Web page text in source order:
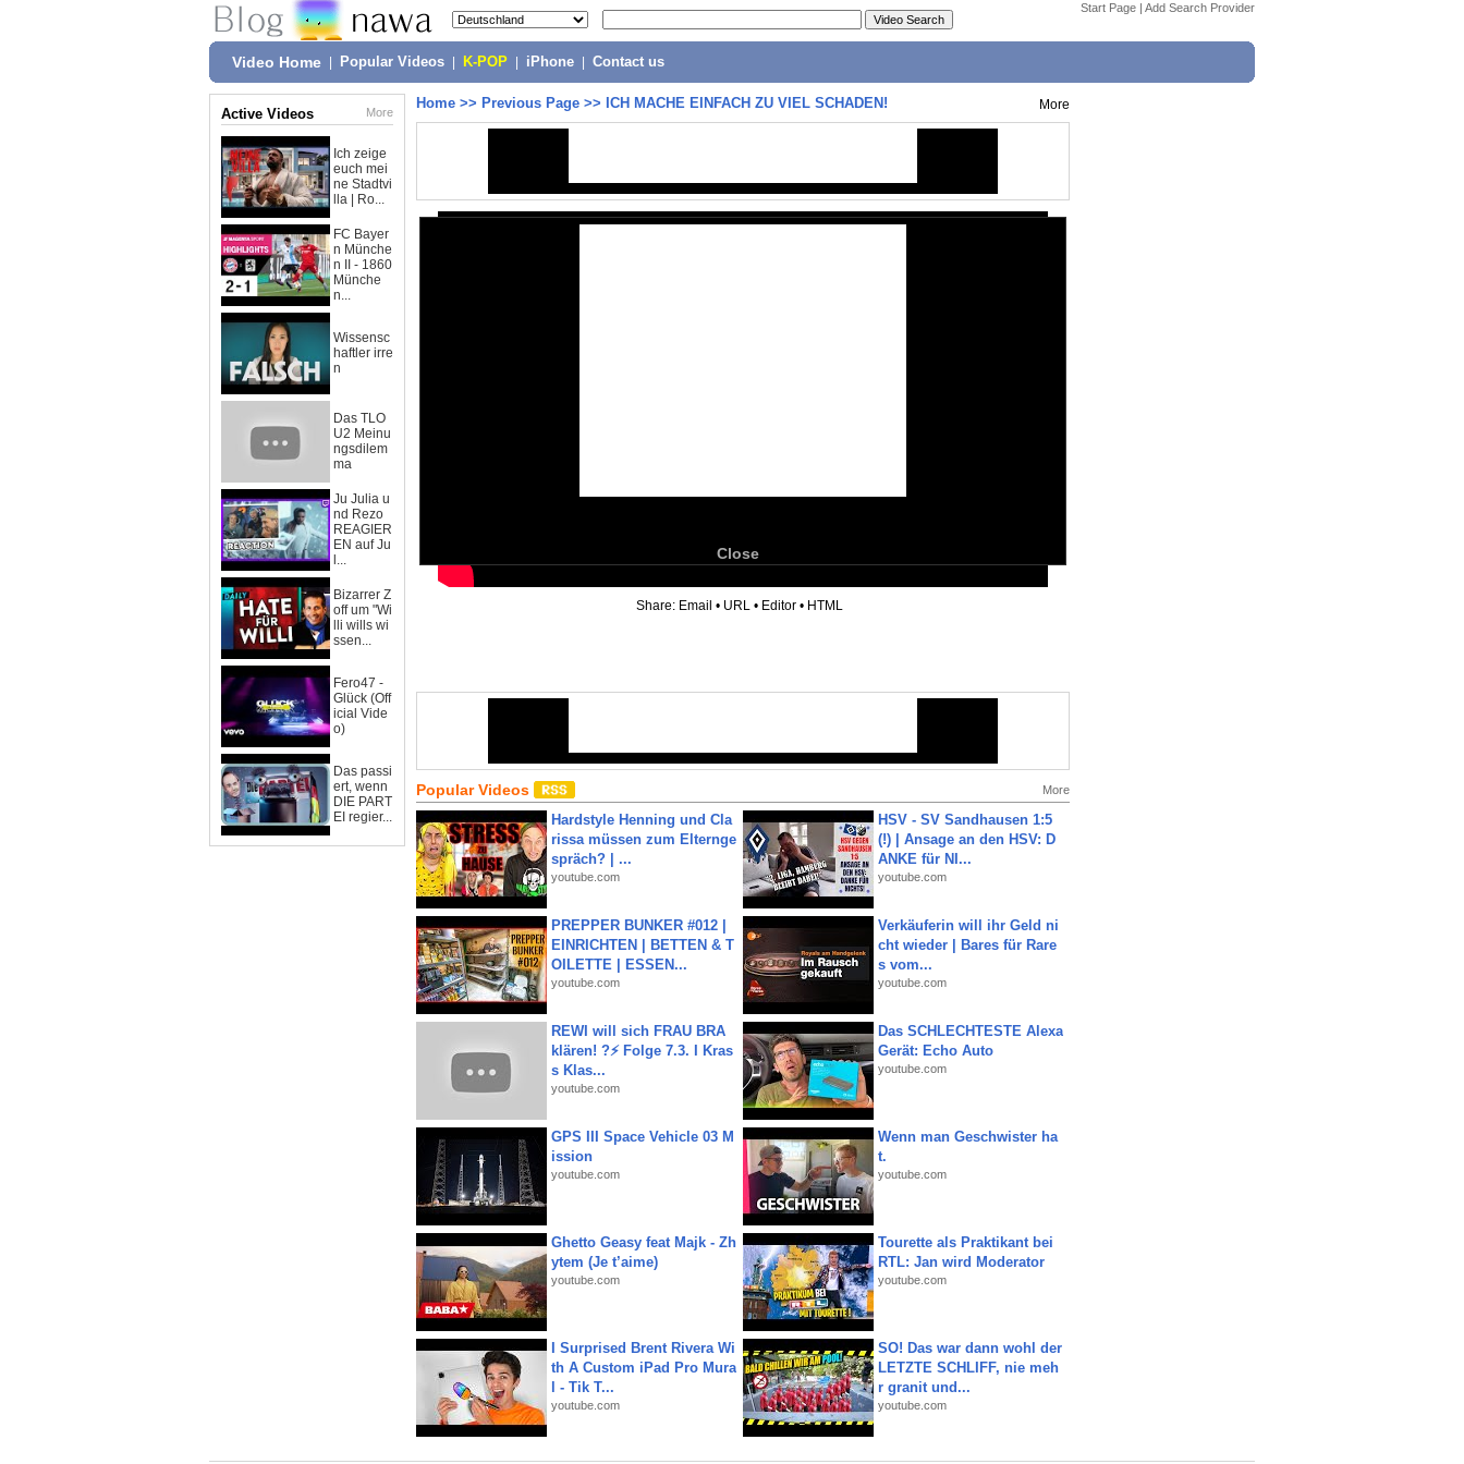
Start Page | Add Search Provider
Video Home Popular Videos K-POP iPhone Contact us
Active Videos More
Ich zeige
euch mei
ne Stadtvi
lla | Ro...
FC Bayer
n Münche
n II - 1860
Münche
n...
Wissensc
haftler irre
n
Das TLO
U2 Meinu
ngsdilem
ma
Ju Julia u
nd Rezo
REAGIER
EN auf Ju
l...
Bizarrer Z
off um "Wi
lli wills wi
ssen...
Fero47 -
Glück (Off
icial Vide
o)
Das passi
ert, wenn
DIE PART
EI regier...
Home >> Previous Page >> ICH MACHE EINFACH ZU VIEL SCHADEN! More
Close
Share: Email • URL • Editor • HTML
Popular Videos More
Hardstyle Henning und Cla
rissa müssen zum Elternge
spräch? | ...
youtube.com
HSV - SV Sandhausen 1:5
(!) | Ansage an den HSV: D
ANKE für NI...
youtube.com
PREPPER BUNKER #012 |
EINRICHTEN | BETTEN & T
OILETTE | ESSEN...
youtube.com
Verkäuferin will ihr Geld ni
cht wieder | Bares für Rare
s vom...
youtube.com
REWI will sich FRAU BRA
klären! ?⚡️ Folge 7.3. I Kras
s Klas...
youtube.com
Das SCHLECHTESTE Alexa
Gerät: Echo Auto
youtube.com
GPS III Space Vehicle 03 M
ission
youtube.com
Wenn man Geschwister ha
t.
youtube.com
Ghetto Geasy feat Majk - Zh
ytem (Je t’aime)
youtube.com
Tourette als Praktikant bei
RTL: Jan wird Moderator
youtube.com
I Surprised Brent Rivera Wi
th A Custom iPad Pro Mura
l - Tik T...
youtube.com
SO! Das war dann wohl der
LETZTE SCHLIFF, nie meh
r granit und...
youtube.com